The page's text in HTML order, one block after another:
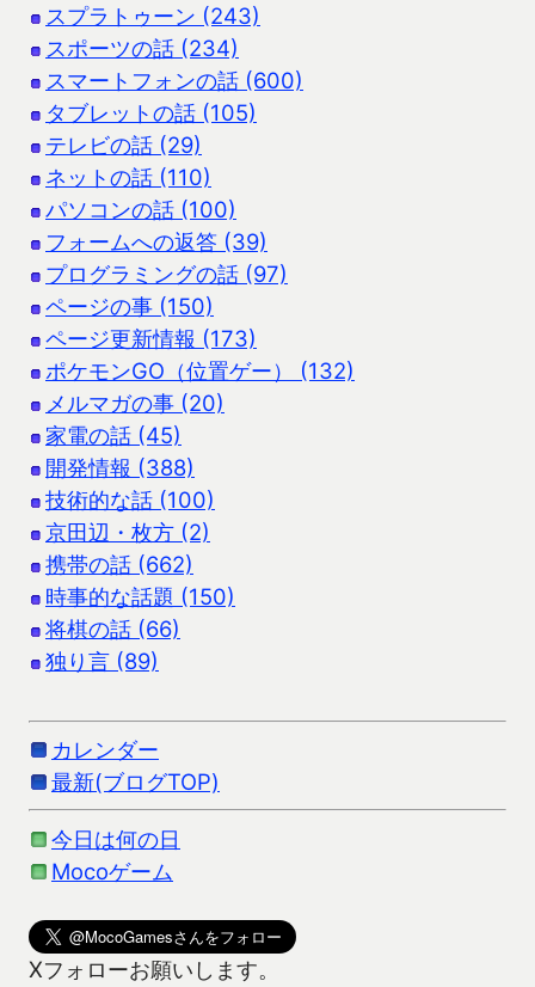
スプラトゥーン (243)
スポーツの話 (234)
スマートフォンの話 (600)
タブレットの話 (105)
テレビの話 (29)
ネットの話 (110)
パソコンの話 (100)
フォームへの返答 (39)
プログラミングの話 (97)
ページの事 (150)
ページ更新情報 (173)
ポケモンGO（位置ゲー） (132)
メルマガの事 (20)
家電の話 (45)
開発情報 (388)
技術的な話 (100)
京田辺・枚方 (2)
携帯の話 (662)
時事的な話題 (150)
将棋の話 (66)
独り言 (89)
カレンダー
最新(ブログTOP)
今日は何の日
Mocoゲーム
Xフォローお願いします。